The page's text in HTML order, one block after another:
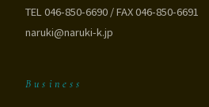
TEL 046-850-6690 / FAX 046-850-6691
naruki@naruki-k.jp
Business